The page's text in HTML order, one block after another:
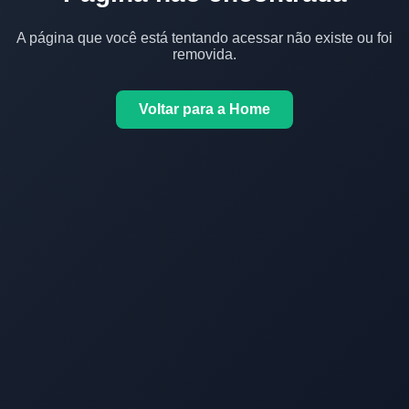
A página que você está tentando acessar não existe ou foi
removida.
Voltar para a Home